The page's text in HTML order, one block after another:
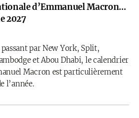
d’Emmanuel Macron…
2027
par New York, Split,
et Abou Dhabi, le calendrier
Macron est particulièrement
l’année.